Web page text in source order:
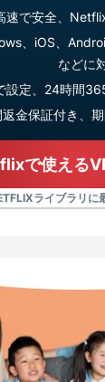
速で安全、
、iOS、
などに
設定、24時間
金保証付き、
で使える
ライブラリに
Netflixと一緒に
のメリット